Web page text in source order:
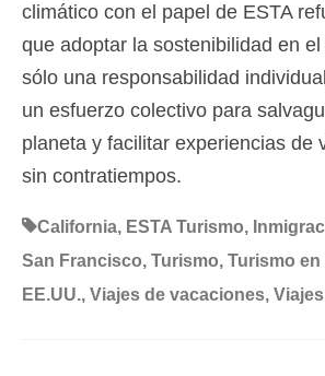
climático con el papel de ESTA
que adoptar la sostenibilidad en
sólo una responsabilidad
un esfuerzo colectivo para
planeta y facilitar experiencias de
sin contratiempos.
California, ESTA Turismo,
San Francisco, Turismo, Turismo en
EE.UU., Viajes de vacaciones,